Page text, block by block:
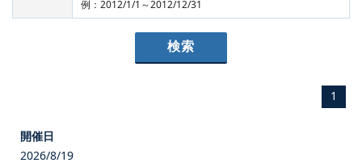
例：2012/1/1～2012/12/31
1
2026/8/19